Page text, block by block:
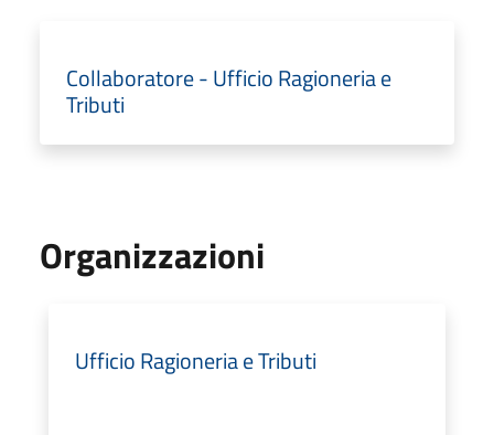
Collaboratore - Ufficio Ragioneria e
Tributi
Organizzazioni
Ufficio Ragioneria e Tributi